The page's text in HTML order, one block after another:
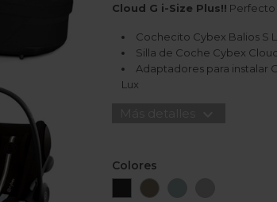
Cloud G i-Size Plus!! Perfecto
Cochecito Cybex Balios S
Silla de Coche Cybex
Adaptadores para instalar
Lux
Colores
MoonSeashell